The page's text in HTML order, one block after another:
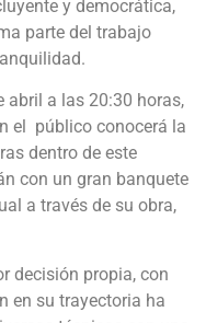
y democrática,
parte del trabajo
abril a las 20:30 horas,
el público conocerá la
dentro de este
con un gran banquete
a través de su obra,
decisión propia, con
en su trayectoria ha